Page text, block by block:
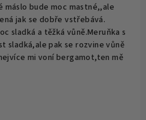
máslo bude moc mastné,,ale
jak se dobře vstřebává.
sladká a těžká vůně.Meruňka s
sladká,ale pak se rozvine vůně
mi voní bergamot,ten mě
je 2 z 5 hvězdiček.